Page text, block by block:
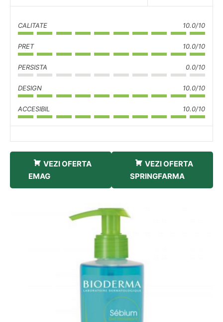
CALITATE 10.0/10
PRET 10.0/10
PERSISTA 0.0/10
DESIGN 10.0/10
ACCESIBIL 10.0/10
VEZI OFERTA
EMAG
VEZI OFERTA
SPRINGFARMA